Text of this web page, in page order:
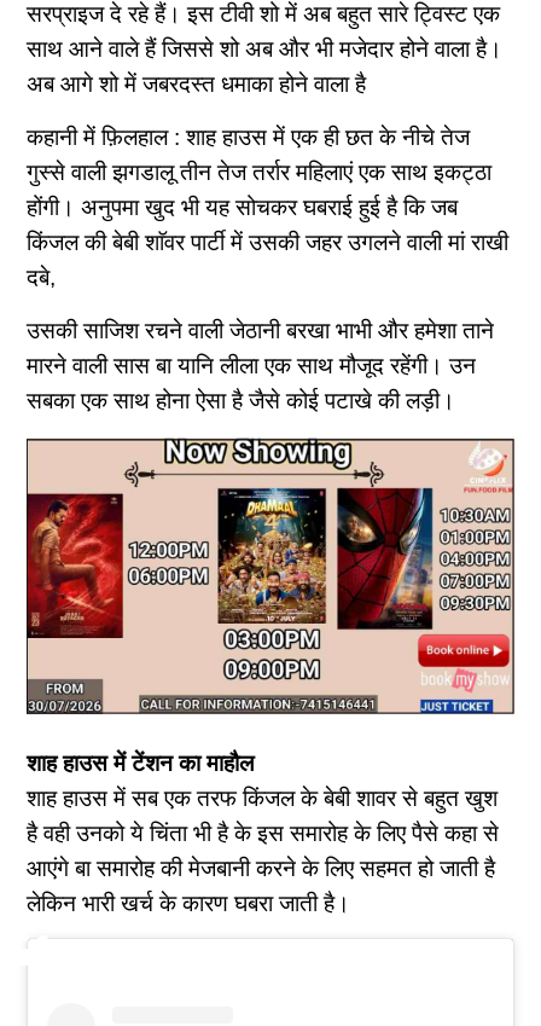
सरप्राइज दे रहे हैं। इस टीवी शो में अब बहुत सारे ट्विस्ट एक
साथ आने वाले हैं जिससे शो अब और भी मजेदार होने वाला है।
अब आगे शो में जबरदस्त धमाका होने वाला है
कहानी में फ़िलहाल : शाह हाउस में एक ही छत के नीचे तेज
गुस्से वाली झगडालू तीन तेज तर्रार महिलाएं एक साथ इकट्ठा
होंगी। अनुपमा खुद भी यह सोचकर घबराई हुई है कि जब
किंजल की बेबी शाॅवर पार्टी में उसकी जहर उगलने वाली मां राखी
दबे,
उसकी साजिश रचने वाली जेठानी बरखा भाभी और हमेशा ताने
मारने वाली सास बा यानि लीला एक साथ मौजूद रहेंगी। उन
सबका एक साथ होना ऐसा है जैसे कोई पटाखे की लड़ी।
शाह हाउस में टेंशन का माहौल
शाह हाउस में सब एक तरफ किंजल के बेबी शावर से बहुत खुश
है वही उनको ये चिंता भी है के इस समारोह के लिए पैसे कहा से
आएंगे बा समारोह की मेजबानी करने के लिए सहमत हो जाती है
लेकिन भारी खर्च के कारण घबरा जाती है।